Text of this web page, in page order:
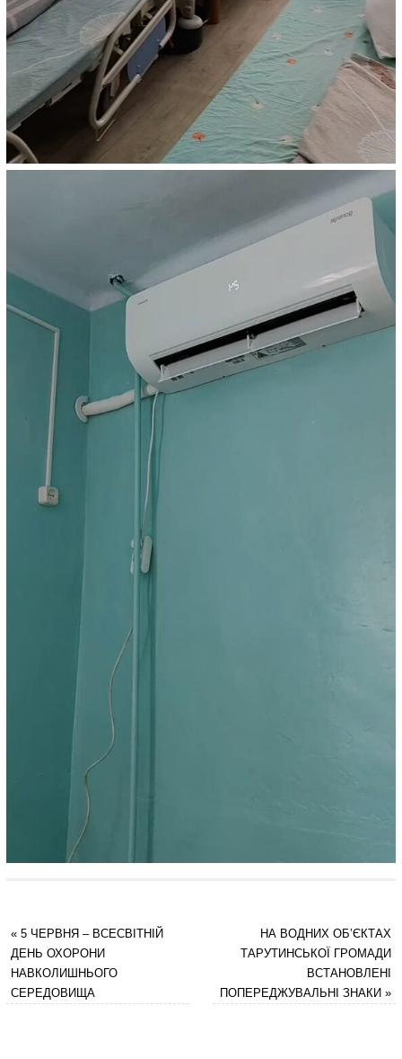
«5 ЧЕРВНЯ – ВСЕСВІТНІЙ
ДЕНЬ ОХОРОНИ
НАВКОЛИШНЬОГО
СЕРЕДОВИЩА
НА ВОДНИХ ОБ’ЄКТАХ
ТАРУТИНСЬКОЇ ГРОМАДИ
ВСТАНОВЛЕНІ
ПОПЕРЕДЖУВАЛЬНІ ЗНАКИ»